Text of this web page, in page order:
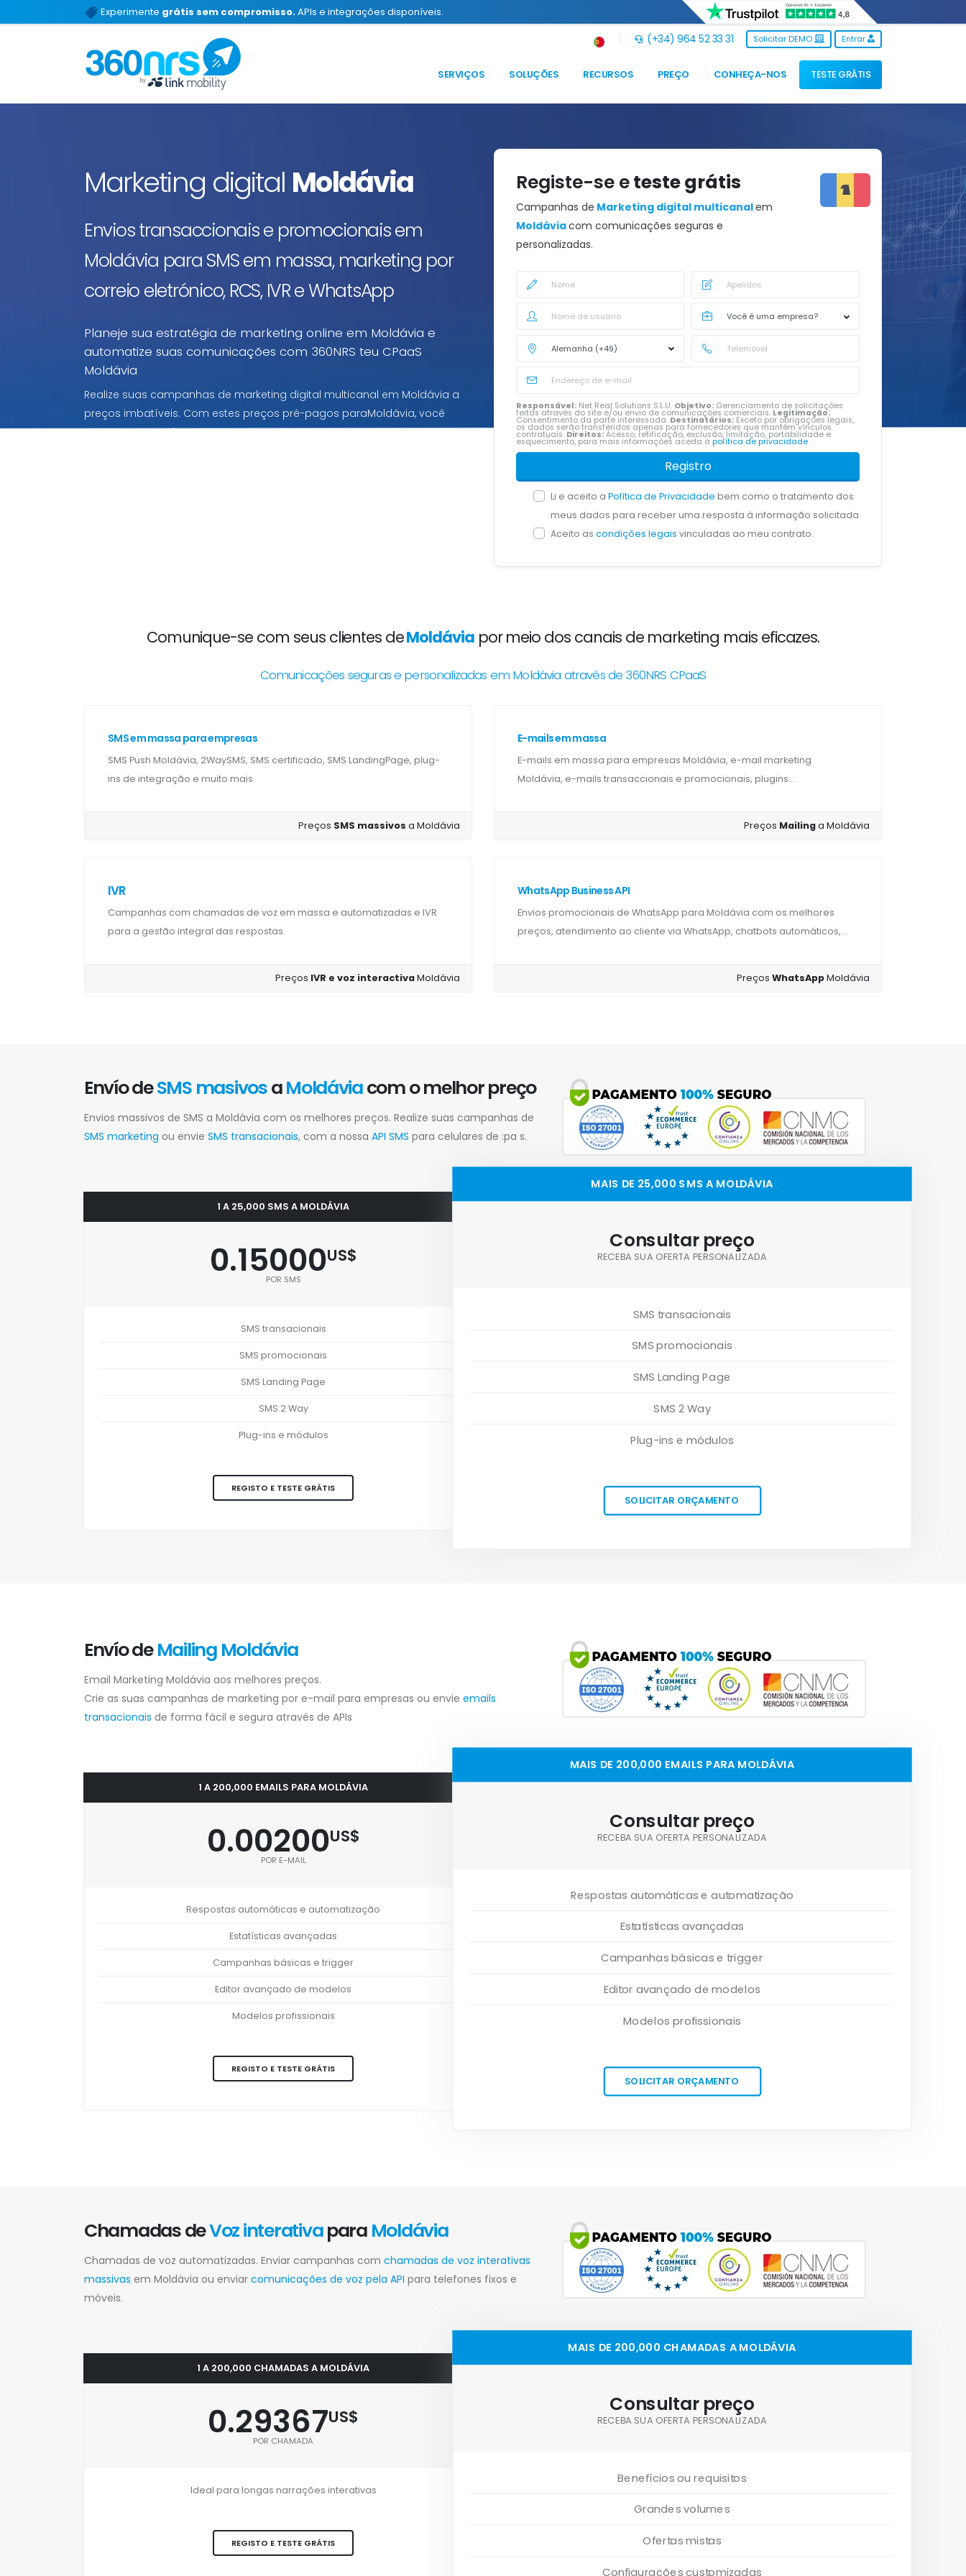
Experimente grátis sem compromisso.APIs e integrações disponíveis.
(+34) 964 52 33 31 Solicitar DEMO Entrar
SERVIÇOS SOLUÇÕES RECURSOS PREÇO CONHEÇA-NOS TESTE GRÁTIS
Marketing digital Moldávia
Envios transaccionais e promocionais em
Moldávia para SMS em massa, marketing por
correio eletrónico, RCS, IVR e WhatsApp
Planeje sua estratégia de marketing online em Moldávia e
automatize suas comunicações com 360NRS teu CPaaS
Moldávia
Realize suas campanhas de marketing digital multicanal em Moldávia a
preços imbatíveis. Com estes preços pré-pagos paraMoldávia, você
paga apenas pelo que usar.
Registe-se eteste grátis
Campanhas de Marketing digital multicanalem
Moldáviacom comunicações seguras e
personalizadas.
Responsável: Net Real Solutions S.L.U. Objetivo: Gerenciamento de solicitações
feitas através do site e/ou envio de comunicações comerciais. Legitimação:
Consentimento da parte interessada. Destinatários: Exceto por obrigações legais,
os dados serão transferidos apenas para fornecedores que mantêm vínculos
contratuais. Direitos: Acesso, retificação, exclusão, limitação, portabilidade e
esquecimento, para mais informações aceda àpolítica de privacidade.
Registro
Li e aceito aPolítica de Privacidadebem como o tratamento dos
meus dados para receber uma resposta à informação solicitada.
Aceito ascondições legaisvinculadas ao meu contrato.
Comunique-se com seus clientes deMoldáviapor meio dos canais de marketing mais eficazes.
Comunicações seguras e personalizadas em Moldávia através de 360NRS CPaaS
SMS em massa para empresas
SMS Push Moldávia, 2WaySMS, SMS certificado, SMS LandingPage, plug-
ins de integração e muito mais.
Preços SMS massivosa Moldávia
E-mails em massa
E-mails em massa para empresas Moldávia, e-mail marketing
Moldávia, e-mails transaccionais e promocionais, plugins...
Preços Mailinga Moldávia
IVR
Campanhas com chamadas de voz em massa e automatizadas e IVR
para a gestão integral das respostas.
Preços IVR e voz interactivaMoldávia
WhatsApp Business API
Envios promocionais de WhatsApp para Moldávia com os melhores
preços, atendimento ao cliente via WhatsApp, chatbots automáticos,...
PreçosWhatsAppMoldávia
Envío deSMS masivosaMoldáviacom o melhor preço
Envios massivos de SMS a Moldávia com os melhores preços. Realize suas campanhas de
SMS marketing ou envie SMS transacionais, com a nossa API SMS para celulares de :pa s.
1 A 25,000 SMS A MOLDÁVIA
0.15000US$
POR SMS
SMS transacionais
SMS promocionais
SMS Landing Page
SMS 2 Way
Plug-ins e módulos
REGISTO E TESTE GRÁTIS
MAIS DE 25,000 SMS A MOLDÁVIA
Consultar preço
RECEBA SUA OFERTA PERSONALIZADA
SMS transacionais
SMS promocionais
SMS Landing Page
SMS 2 Way
Plug-ins e módulos
SOLICITAR ORÇAMENTO
Envío deMailing Moldávia
Email Marketing Moldávia aos melhores preços.
Crie as suas campanhas de marketing por e-mail para empresas ou envie emails
transacionais de forma fácil e segura através de APIs
1 A 200,000 EMAILS PARA MOLDÁVIA
0.00200US$
POR E-MAIL
Respostas automáticas e automatização
Estatísticas avançadas
Campanhas básicas e trigger
Editor avançado de modelos
Modelos profissionais
REGISTO E TESTE GRÁTIS
MAIS DE 200,000 EMAILS PARA MOLDÁVIA
Consultar preço
RECEBA SUA OFERTA PERSONALIZADA
Respostas automáticas e automatização
Estatísticas avançadas
Campanhas básicas e trigger
Editor avançado de modelos
Modelos profissionais
SOLICITAR ORÇAMENTO
Chamadas deVoz interativaparaMoldávia
Chamadas de voz automatizadas. Enviar campanhas com chamadas de voz interativas
massivas em Moldávia ou enviar comunicações de voz pela API para telefones fixos e
móveis.
1 A 200,000 CHAMADAS A MOLDÁVIA
0.29367US$
POR CHAMADA
Ideal para longas narrações interativas
REGISTO E TESTE GRÁTIS
MAIS DE 200,000 CHAMADAS A MOLDÁVIA
Consultar preço
RECEBA SUA OFERTA PERSONALIZADA
Benefícios ou requisitos
Grandes volumes
Ofertas mistas
Configurações customizadas